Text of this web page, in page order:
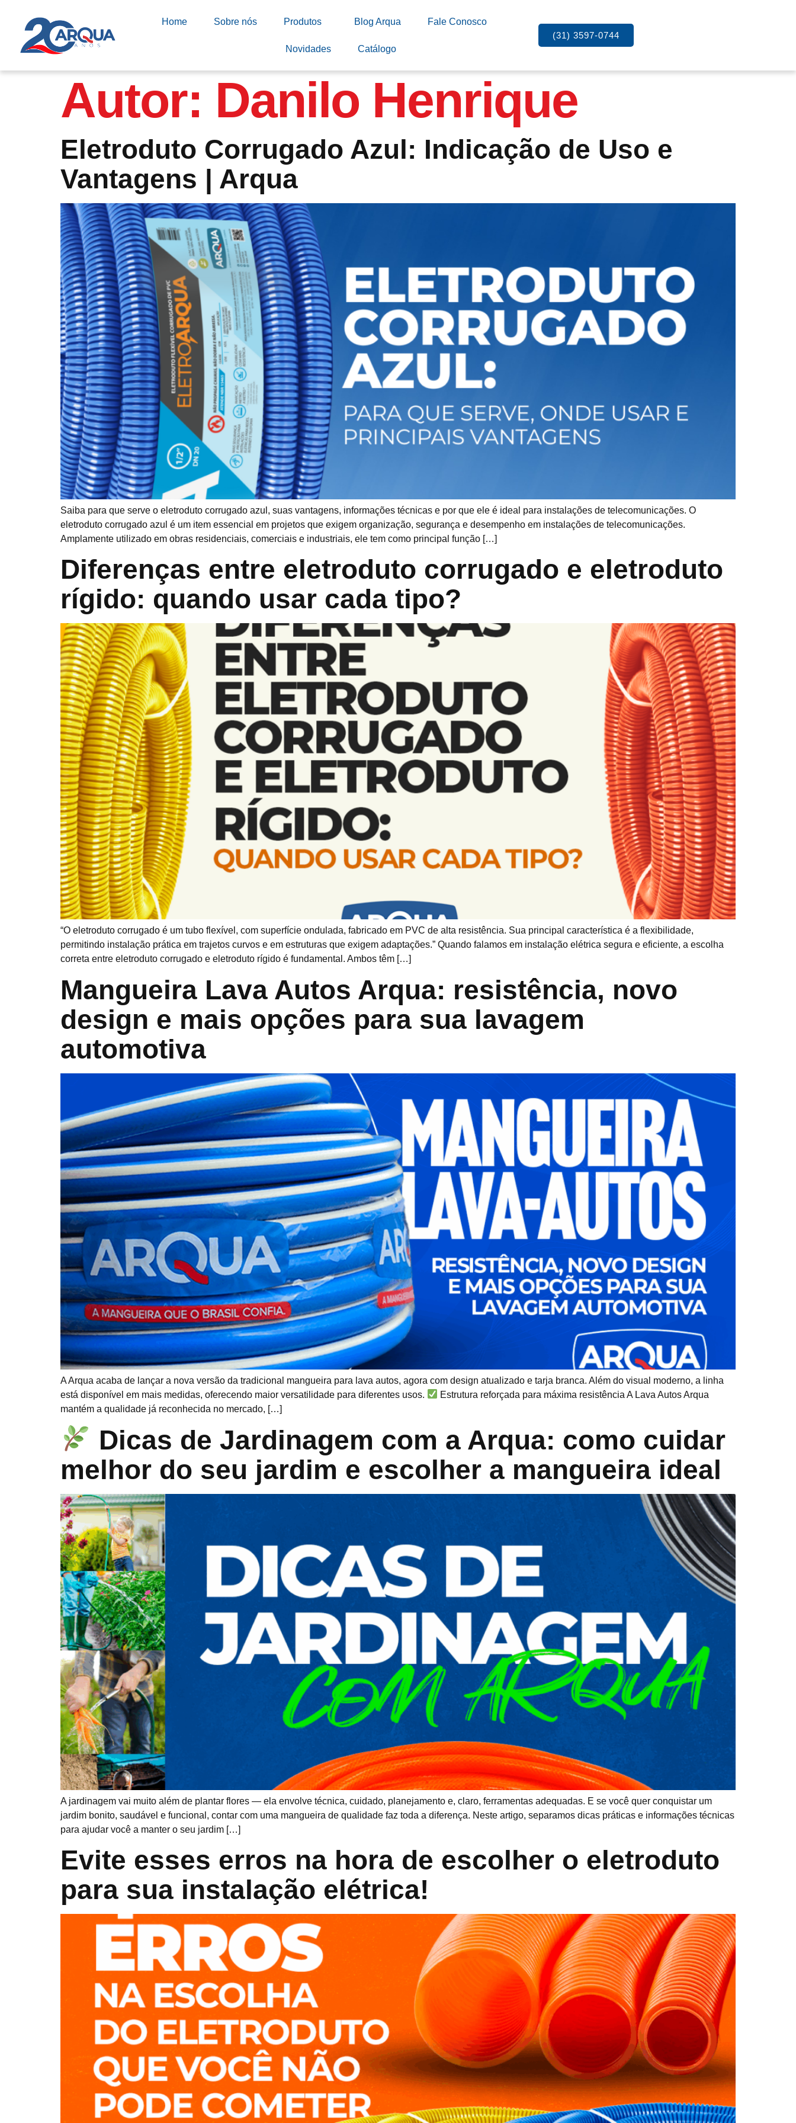
Home Sobre nós Produtos Blog Arqua Fale Conosco
Novidades Catálogo
(31) 3597-0744
Autor: Danilo Henrique
Eletroduto Corrugado Azul: Indicação de Uso e
Vantagens | Arqua
Saiba para que serve o eletroduto corrugado azul, suas vantagens, informações técnicas e por que ele é ideal para instalações de telecomunicações. O
eletroduto corrugado azul é um item essencial em projetos que exigem organização, segurança e desempenho em instalações de telecomunicações.
Amplamente utilizado em obras residenciais, comerciais e industriais, ele tem como principal função […]
Diferenças entre eletroduto corrugado e eletroduto
rígido: quando usar cada tipo?
“O eletroduto corrugado é um tubo flexível, com superfície ondulada, fabricado em PVC de alta resistência. Sua principal característica é a flexibilidade,
permitindo instalação prática em trajetos curvos e em estruturas que exigem adaptações.” Quando falamos em instalação elétrica segura e eficiente, a escolha
correta entre eletroduto corrugado e eletroduto rígido é fundamental. Ambos têm […]
Mangueira Lava Autos Arqua: resistência, novo
design e mais opções para sua lavagem
automotiva
A Arqua acaba de lançar a nova versão da tradicional mangueira para lava autos, agora com design atualizado e tarja branca. Além do visual moderno, a linha
está disponível em mais medidas, oferecendo maior versatilidade para diferentes usos.
Estrutura reforçada para máxima resistência A Lava Autos Arqua
mantém a qualidade já reconhecida no mercado, […]
Dicas de Jardinagem com a Arqua: como cuidar
melhor do seu jardim e escolher a mangueira ideal
A jardinagem vai muito além de plantar flores — ela envolve técnica, cuidado, planejamento e, claro, ferramentas adequadas. E se você quer conquistar um
jardim bonito, saudável e funcional, contar com uma mangueira de qualidade faz toda a diferença. Neste artigo, separamos dicas práticas e informações técnicas
para ajudar você a manter o seu jardim […]
Evite esses erros na hora de escolher o eletroduto
para sua instalação elétrica!